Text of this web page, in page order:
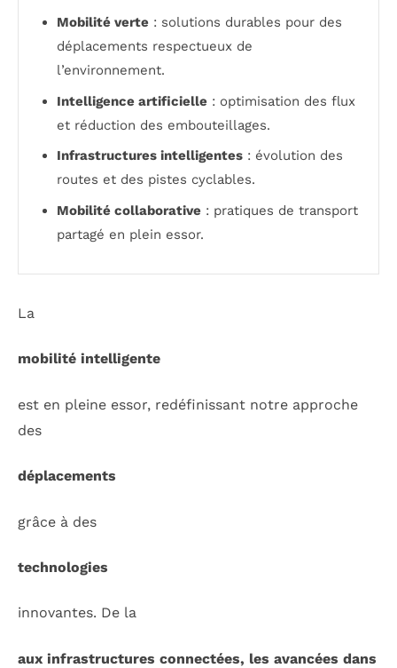
Mobilité verte : solutions durables pour des
déplacements respectueux de
l’environnement.
Intelligence artificielle : optimisation des flux
et réduction des embouteillages.
Infrastructures intelligentes : évolution des
routes et des pistes cyclables.
Mobilité collaborative : pratiques de transport
partagé en plein essor.
La
mobilité intelligente
est en pleine essor, redéfinissant notre approche
des
déplacements
grâce à des
technologies
innovantes. De la
aux infrastructures connectées, les avancées dans